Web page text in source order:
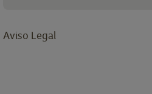
Aviso Legal